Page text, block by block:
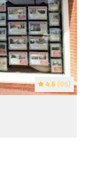
4.6 (96)